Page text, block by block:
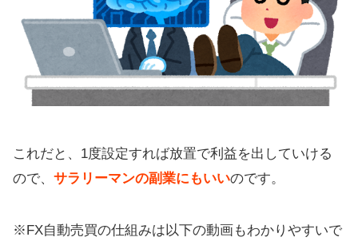
これだと、1度設定すれば放置で利益を出していける
ので、 サラリーマンの副業にもいいのです。
※FX自動売買の仕組みは以下の動画もわかりやすいで